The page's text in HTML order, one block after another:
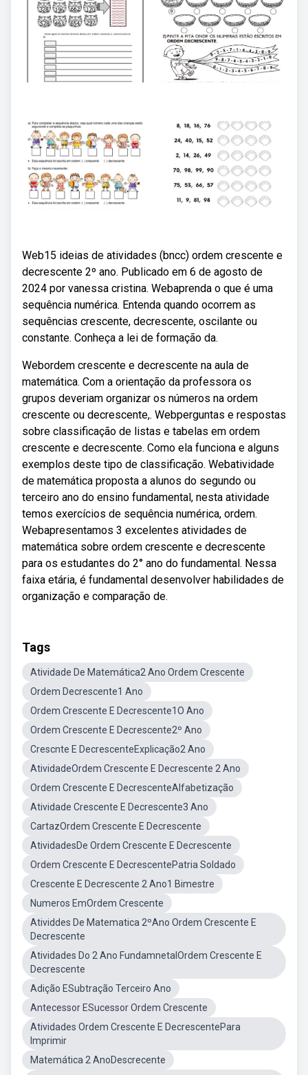
Web15 ideias de atividades (bncc) ordem crescente e
decrescente 2º ano. Publicado em 6 de agosto de
2024 por vanessa cristina. Webaprenda o que é uma
sequência numérica. Entenda quando ocorrem as
sequências crescente, decrescente, oscilante ou
constante. Conheça a lei de formação da.
Webordem crescente e decrescente na aula de
matemática. Com a orientação da professora os
grupos deveriam organizar os números na ordem
crescente ou decrescente,. Webperguntas e respostas
sobre classificação de listas e tabelas em ordem
crescente e decrescente. Como ela funciona e alguns
exemplos deste tipo de classificação. Webatividade
de matemática proposta a alunos do segundo ou
terceiro ano do ensino fundamental, nesta atividade
temos exercícios de sequência numérica, ordem.
Webapresentamos 3 excelentes atividades de
matemática sobre ordem crescente e decrescente
para os estudantes do 2° ano do fundamental. Nessa
faixa etária, é fundamental desenvolver habilidades de
organização e comparação de.
Tags
Atividade De Matemática2 Ano Ordem Crescente
Ordem Decrescente1 Ano
Ordem Crescente E Decrescente1O Ano
Ordem Crescente E Decrescente2º Ano
Crescnte E DecrescenteExplicação2 Ano
AtividadeOrdem Crescente E Decrescente 2 Ano
Ordem Crescente E DecrescenteAlfabetização
Atividade Crescente E Decrescente3 Ano
CartazOrdem Crescente E Decrescente
AtividadesDe Ordem Crescente E Decrescente
Ordem Crescente E DecrescentePatria Soldado
Crescente E Decrescente 2 Ano1 Bimestre
Numeros EmOrdem Crescente
Atividdes De Matematica 2ºAno Ordem Crescente E
Decrescente
Atividades Do 2 Ano FundamnetalOrdem Crescente E
Decrescente
Adição ESubtração Terceiro Ano
Antecessor ESucessor Ordem Crescente
Atividades Ordem Crescente E DecrescentePara
Imprimir
Matemática 2 AnoDescrecente